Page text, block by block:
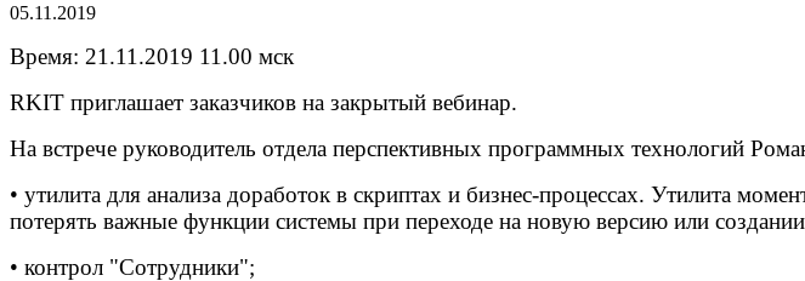
05.11.2019
Время: 21.11.2019 11.00 мск
RKIT приглашает заказчиков на закрытый вебинар.
На встрече руководитель отдела перспективных программных технологий
• утилита для анализа доработок в скриптах и бизнес-процессах. Утилита
потерять важные функции системы при переходе на новую версию или
• контрол "Сотрудники";